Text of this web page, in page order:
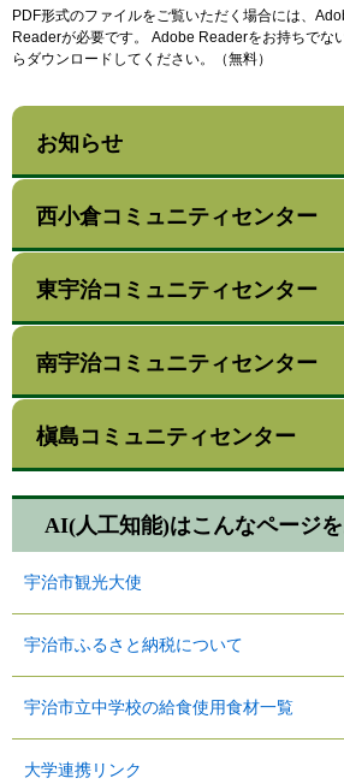
PDF形式のファイルをご覧いただく場合には、
Readerが必要です。
Adobe Readerをお持ちでな
らダウンロードしてください。（無料）
お知らせ
西小倉コミュニティセンター
東宇治コミュニティセンター
南宇治コミュニティセンター
槇島コミュニティセンター
AI(人工知能)はこんなページ
宇治市観光大使
宇治市ふるさと納税について
宇治市立中学校の給食使用食材一覧
大学連携リンク